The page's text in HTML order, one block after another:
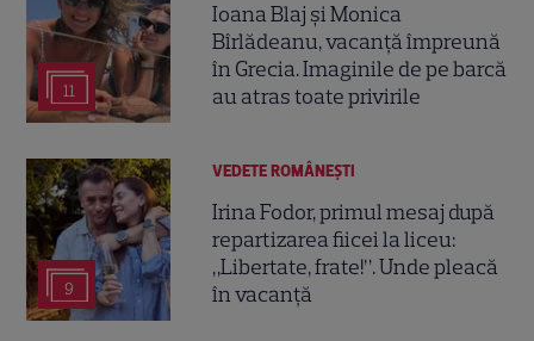
11
Ioana Blaj și Monica
Bîrlădeanu, vacanță împreună
în Grecia. Imaginile de pe barcă
au atras toate privirile
9
VEDETE ROMÂNEŞTI
Irina Fodor, primul mesaj după
repartizarea fiicei la liceu:
„Libertate, frate!”. Unde pleacă
în vacanță